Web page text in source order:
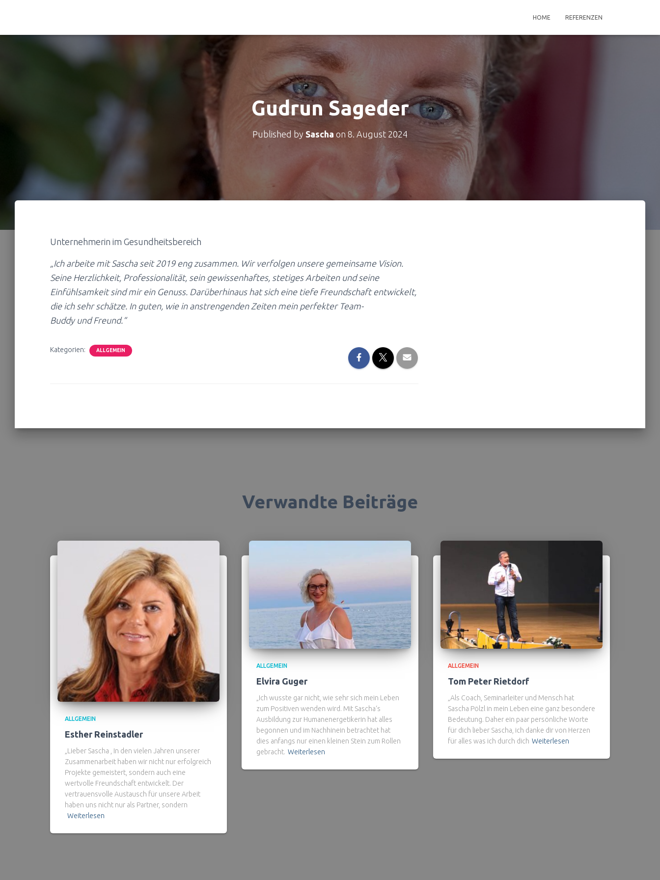
HOME REFERENZEN
Gudrun Sageder
Published by Sascha on 8. August 2024
Unternehmerin im Gesundheitsbereich
„Ich arbeite mit Sascha seit 2019 eng zusammen. Wir verfolgen unsere gemeinsame Vision.
Seine Herzlichkeit, Professionalität, sein gewissenhaftes, stetiges Arbeiten und seine
Einfühlsamkeit sind mir ein Genuss. Darüberhinaus hat sich eine tiefe Freundschaft entwickelt,
die ich sehr schätze. In guten, wie in anstrengenden Zeiten mein perfekter Team-
Buddy und Freund.“
Kategorien: ALLGEMEIN
Verwandte Beiträge
ALLGEMEIN
Esther Reinstadler
„Lieber Sascha , In den vielen Jahren unserer
Zusammenarbeit haben wir nicht nur erfolgreich
Projekte gemeistert, sondern auch eine
wertvolle Freundschaft entwickelt. Der
vertrauensvolle Austausch für unsere Arbeit
haben uns nicht nur als Partner, sondern
Weiterlesen
ALLGEMEIN
Elvira Guger
„Ich wusste gar nicht, wie sehr sich mein Leben
zum Positiven wenden wird. Mit Sascha‘s
Ausbildung zur Humanenergetikerin hat alles
begonnen und im Nachhinein betrachtet hat
dies anfangs nur einen kleinen Stein zum Rollen
gebracht. Weiterlesen
ALLGEMEIN
Tom Peter Rietdorf
„Als Coach, Seminarleiter und Mensch hat
Sascha Pölzl in mein Leben eine ganz besondere
Bedeutung. Daher ein paar persönliche Worte
für dich lieber Sascha, ich danke dir von Herzen
für alles was ich durch dich Weiterlesen